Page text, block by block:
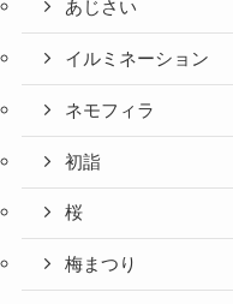
あじさい
イルミネーション
ネモフィラ
初詣
桜
梅まつり